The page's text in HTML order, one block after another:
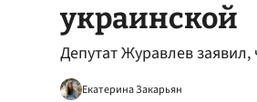
украинской
Депутат Журавлев
Екатерина Закарьян